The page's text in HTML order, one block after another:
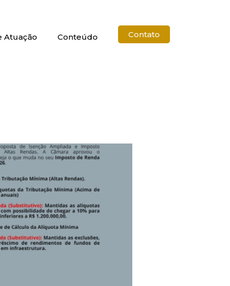
Atuação Conteúdo Contato